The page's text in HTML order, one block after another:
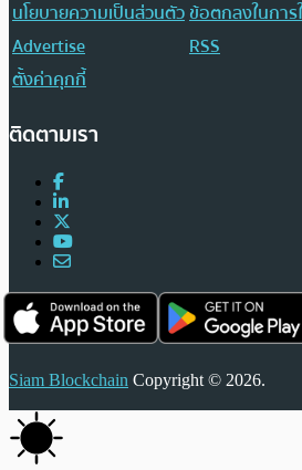
นโยบายความเป็นส่วนตัวข้อตกลงในการ
Advertise
RSS
ตั้งค่าคุกกี้
ติดตามเรา
Siam Blockchain Copyright © 2026.